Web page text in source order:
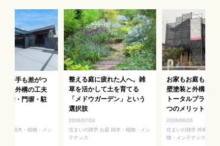
い勝手も差がつ
いた外構の工夫
設備・門塀・駐
構 樹木・植物・メン
整える庭に疲れた人へ。雑
草を活かして土を育てる
「メドウガーデン」という
選択肢
2026/07/24
住まいの雑学 お庭 樹木・植物・メン
テナンス
お家もお庭も見違
壁塗装と外構リフ
トータルプラン
つのメリット
2026/06/26
住まいの雑学 外構 お庭
物・メンテナンス